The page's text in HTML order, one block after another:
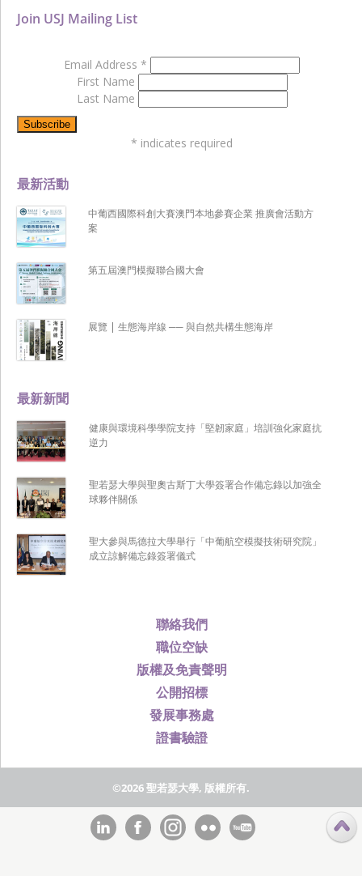
聯絡我們
職位空缺
版權及免責聲明
公開招標
發展事務處
證書驗證
最新新聞
健康與環境科學學院支持「堅韌家庭」培訓強化家庭抗
逆力
聖若瑟大學與聖奧古斯丁大學簽署合作備忘錄以加強全
球夥伴關係
聖大參與馬德拉大學舉行「中葡航空模擬技術研究院」
成立諒解備忘錄簽署儀式
最新活動
中葡西國際科創大賽澳門本地參賽企業 推廣會活動方
案
第五屆澳門模擬聯合國大會
展覽 | 生態海岸線 ── 與自然共構生態海岸
Join USJ Mailing List
Email Address *
First Name
Last Name
* indicates required
©2026 聖若瑟大學, 版權所有.